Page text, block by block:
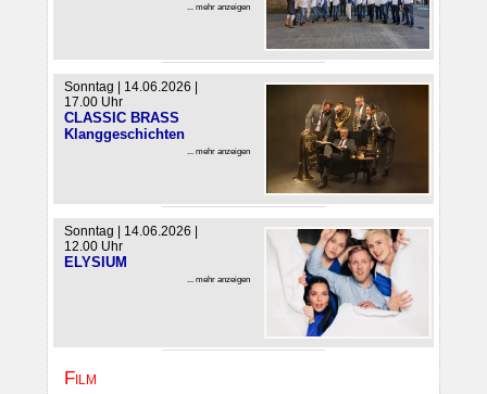
... mehr anzeigen
Sonntag | 14.06.2026 |
17.00 Uhr
CLASSIC BRASS
Klanggeschichten
... mehr anzeigen
Sonntag | 14.06.2026 |
12.00 Uhr
ELYSIUM
... mehr anzeigen
Film